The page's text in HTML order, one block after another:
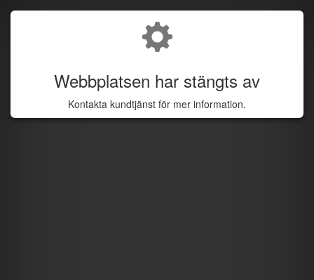
Webbplatsen har stängts av
Kontakta kundtjänst för mer information.